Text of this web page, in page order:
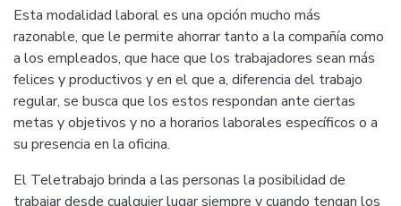
Esta modalidad laboral es una opción mucho más
razonable, que le permite ahorrar tanto a la compañía como
a los empleados, que hace que los trabajadores sean más
felices y productivos y en el que a, diferencia del trabajo
regular, se busca que los estos respondan ante ciertas
metas y objetivos y no a horarios laborales específicos o a
su presencia en la oficina.
El Teletrabajo brinda a las personas la posibilidad de
trabajar desde cualquier lugar siempre y cuando tengan los